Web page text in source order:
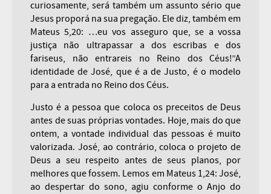
curiosamente, será também um assunto sério que
Jesus proporá na sua pregação. Ele diz, também em
Mateus 5,20: …eu vos asseguro que, se a vossa
justiça não ultrapassar a dos escribas e dos
fariseus, não entrareis no Reino dos Céus!”A
identidade de José, que é a de Justo, é o modelo
para a entrada no Reino dos Céus.
Justo é a pessoa que coloca os preceitos de Deus
antes de suas próprias vontades. Hoje, mais do que
ontem, a vontade individual das pessoas é muito
valorizada. José, ao contrário, coloca o projeto de
Deus a seu respeito antes de seus planos, por
melhores que fossem. Lemos em Mateus 1,24: José,
ao despertar do sono, agiu conforme o Anjo do